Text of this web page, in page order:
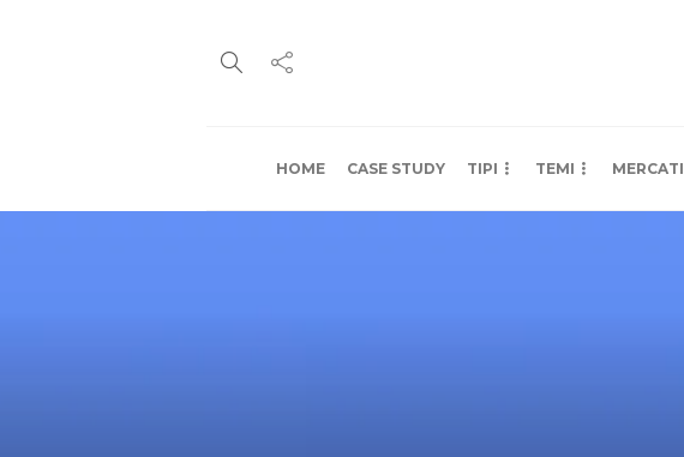
HOME CASE STUDY TIPI TEMI MERCATI